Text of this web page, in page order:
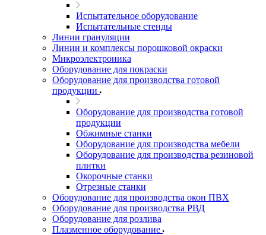
Испытательное оборудование
Испытательные стенды
Линии грануляции
Линии и комплексы порошковой окраски
Микроэлектроника
Оборудование для покраски
Оборудование для производства готовой
продукции
Оборудование для производства готовой
продукции
Обжимные станки
Оборудование для производства мебели
Оборудование для производства резиновой
плитки
Окорочные станки
Отрезные станки
Оборудование для производства окон ПВХ
Оборудование для производства РВД
Оборудование для розлива
Плазменное оборудование